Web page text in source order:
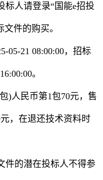
标人请登录“国能e招投
件的购买。
05-21 08:00:00，招标
。
)人民币第1包70元，售
，在退还技术资料时
件的潜在投标人不得参